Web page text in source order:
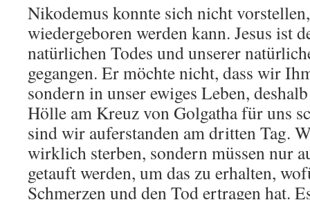
Nikodemus konnte sich nicht
wiedergeboren werden kann. Jesus ist
natürlichen Todes und unserer
gegangen. Er möchte nicht, dass wir
sondern in unser ewiges Leben,
Hölle am Kreuz von Golgatha für uns
sind wir auferstanden am dritten Tag.
wirklich sterben, sondern müssen nur
getauft werden, um das zu erhalten,
Schmerzen und den Tod ertragen hat.